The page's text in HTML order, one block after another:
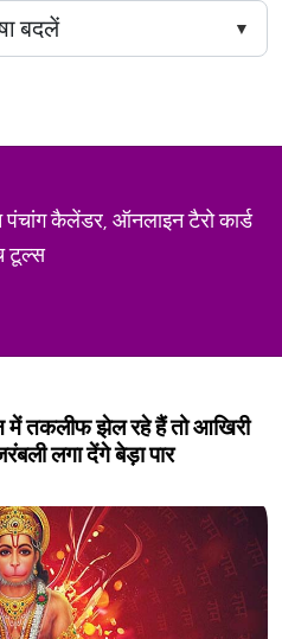
कैलेंडर, ऑनलाइन टैरो कार्ड
टूल्स
में तकलीफ झेल रहे हैं तो आखिरी
लगा देंगे बेड़ा पार